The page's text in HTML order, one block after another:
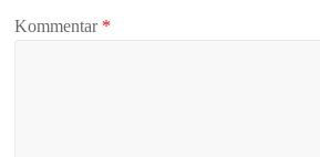
Kommentar *